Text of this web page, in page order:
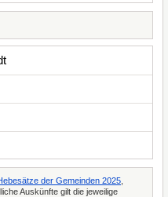
der Gemeinden 2025
Auskünfte gilt die jeweilige